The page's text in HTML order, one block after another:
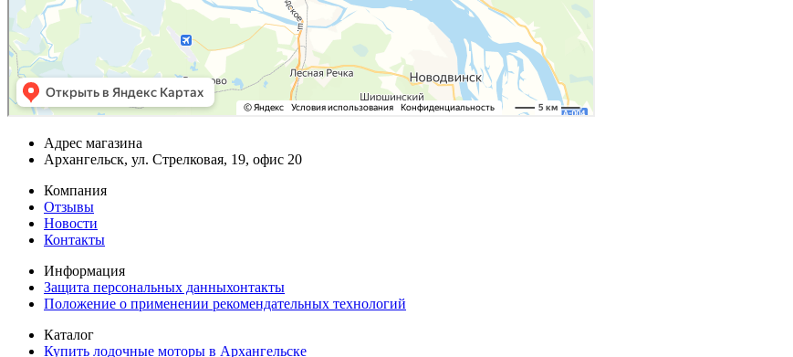
Адрес магазина
Архангельск, ул. Стрелковая, 19, офис 20
Компания
Отзывы
Новости
Контакты
Информация
Защита персональных данныхонтакты
Положение о применении рекомендательных технологий
Каталог
Купить лодочные моторы в Архангельске